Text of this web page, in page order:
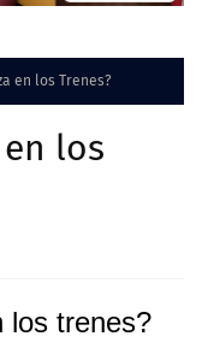
en los Trenes?
los
los trenes?